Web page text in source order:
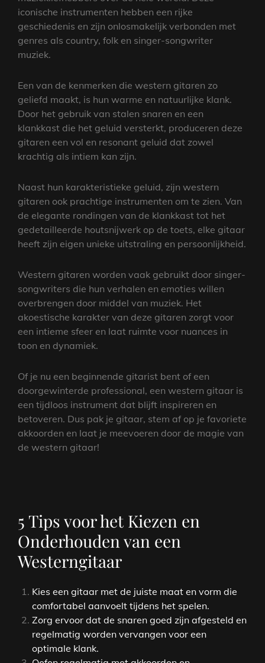
iconische instrumenten hebben een rijke
geschiedenis en zijn onlosmakelijk verbonden met
genres als country, folk en singer-songwriter
muziek.
Een van de kenmerken die western gitaren zo
geliefd maakt, is hun warme en natuurlijke klank.
Door het gebruik van stalen snaren en een
klankkast die het geluid versterkt, produceren deze
gitaren een vol en resonant geluid dat zowel
krachtig als intiem kan zijn.
Naast hun karakteristieke geluid, zijn western
gitaren ook prachtige instrumenten om te zien. Van
de elegante rondingen van de klankkast tot het
gedetailleerde houtsnijwerk op de toets, elke gitaar
heeft zijn eigen unieke uitstraling en persoonlijkheid.
Western gitaren worden vaak gebruikt door singer-
songwriters die hun verhalen en emoties willen
overbrengen door middel van muziek. Het
akoestische karakter van deze gitaren zorgt voor
een intieme sfeer en laat ruimte voor nuances in
toon en dynamiek.
Of je nu een beginnende gitarist bent of een
doorgewinterde professional, een western gitaar is
een tijdloos instrument dat blijft inspireren en
betoveren. Dus pak je gitaar, stem af op je favoriete
akkoorden en laat je meevoeren door de magie van
de western gitaar!
5 Tips voor het Kiezen en
Onderhouden van een
Westerngitaar
Kies een gitaar met de juiste maat en vorm die
comfortabel aanvoelt tijdens het spelen.
Zorg ervoor dat de snaren goed zijn afgesteld en
regelmatig worden vervangen voor een
optimale klank.